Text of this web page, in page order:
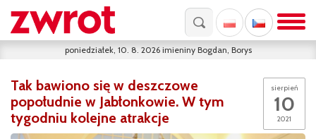
poniedziałek, 10. 8. 2026 imieniny Bogdan, Borys
sierpień
10
2021
Tak bawiono się w deszczowe
popołudnie w Jabłonkowie. W tym
tygodniu kolejne atrakcje